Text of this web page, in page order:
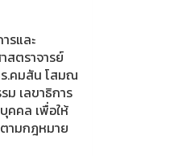
รและ
สตราจารย์
ร.คมสัน โสมณ
ม เลขาธิการ
คคล เพื่อให้
ามกฎหมาย